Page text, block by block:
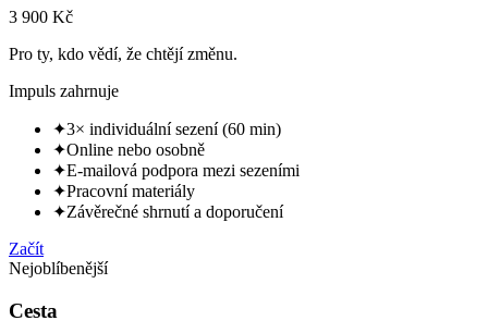
3 900 Kč
Pro ty, kdo vědí, že chtějí změnu.
Impuls zahrnuje
✦3× individuální sezení (60 min)
✦Online nebo osobně
✦E-mailová podpora mezi sezeními
✦Pracovní materiály
✦Závěrečné shrnutí a doporučení
Začít
Nejoblíbenější
Cesta